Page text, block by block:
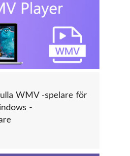
WMV -spelare för
-